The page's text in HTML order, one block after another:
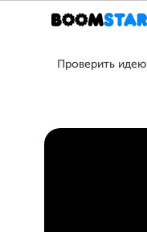
Проверить идею